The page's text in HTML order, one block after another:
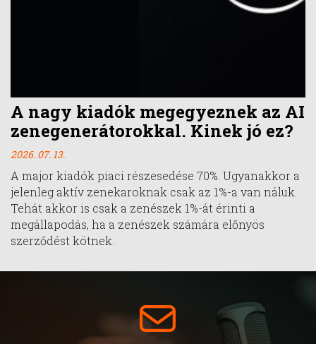
A nagy kiadók megegyeznek az AI
zenegenerátorokkal. Kinek jó ez?
2026. 07. 13.
A major kiadók piaci részesedése 70%. Ugyanakkor a
jelenleg aktív zenekaroknak csak az 1%-a van náluk.
Tehát akkor is csak a zenészek 1%-át érinti a
megállapodás, ha a zenészek számára előnyös
szerződést kötnek.